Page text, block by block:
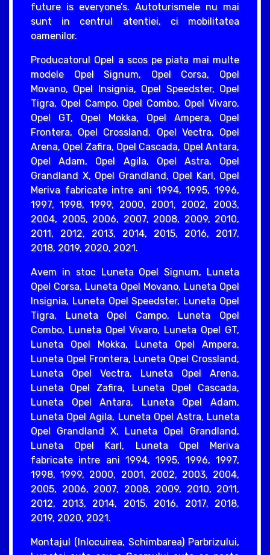
future is everyone’s. Autoturismele nu mai
sunt in centrul atentiei, ci mobilitatea
oamenilor.
Producatorul Opel a scos pe piata mai multe
modele Opel Signum, Opel Corsa, Opel
Movano, Opel Insignia, Opel Speedster, Opel
Tigra, Opel Campo, Opel Combo, Opel Vivaro,
Opel GT, Opel Mokka, Opel Ampera, Opel
Frontera, Opel Crossland, Opel Vectra, Opel
Arena, Opel Zafira, Opel Cascada, Opel Antara,
Opel Adam, Opel Agila, Opel Astra, Opel
Grandland X, Opel Grandland, Opel Karl, Opel
Meriva fabricate intre ani 1994, 1995, 1996,
1997, 1998, 1999, 2000, 2001, 2002, 2003,
2004, 2005, 2006, 2007, 2008, 2009, 2010,
2011, 2012, 2013, 2014, 2015, 2016, 2017,
2018, 2019, 2020, 2021.
Avem in stoc Luneta Opel Signum, Luneta
Opel Corsa, Luneta Opel Movano, Luneta Opel
Insignia, Luneta Opel Speedster, Luneta Opel
Tigra, Luneta Opel Campo, Luneta Opel
Combo, Luneta Opel Vivaro, Luneta Opel GT,
Luneta Opel Mokka, Luneta Opel Ampera,
Luneta Opel Frontera, Luneta Opel Crossland,
Luneta Opel Vectra, Luneta Opel Arena,
Luneta Opel Zafira, Luneta Opel Cascada,
Luneta Opel Antara, Luneta Opel Adam,
Luneta Opel Agila, Luneta Opel Astra, Luneta
Opel Grandland X, Luneta Opel Grandland,
Luneta Opel Karl, Luneta Opel Meriva
fabricate intre ani 1994, 1995, 1996, 1997,
1998, 1999, 2000, 2001, 2002, 2003, 2004,
2005, 2006, 2007, 2008, 2009, 2010, 2011,
2012, 2013, 2014, 2015, 2016, 2017, 2018,
2019, 2020, 2021.
Montajul (Inlocuirea, Schimbarea) Parbrizului,